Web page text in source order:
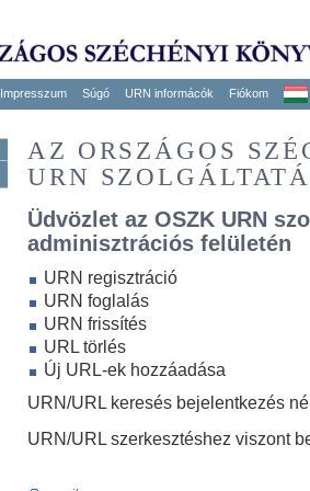
Impresszum Súgó URN informácók Fiókom
AZ ORSZÁGOS
URN
Üdvözlet az OSZK URN
adminisztrációs felületén
URN regisztráció
URN foglalás
URN frissítés
URL törlés
Új URL-ek hozzáadása
URN/URL keresés bejelentkezés
URN/URL szerkesztéshez viszont